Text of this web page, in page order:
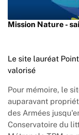
Mission Nature -
Le site lauréat
valorisé
Pour mémoire, le
auparavant
des Armées
Conservatoire du